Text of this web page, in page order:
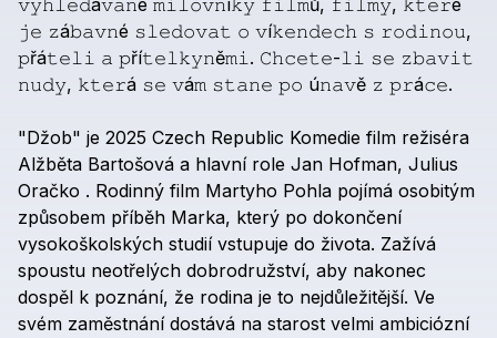
𝚟𝚢𝚑𝚕𝚎𝚍á𝚟𝚊𝚗é 𝚖𝚒𝚕𝚘𝚟𝚗í𝚔𝚢 𝚏𝚒𝚕𝚖ů, 𝚏𝚒𝚕𝚖𝚢, 𝚔𝚝𝚎𝚛é
𝚓𝚎 𝚣á𝚋𝚊𝚟𝚗é 𝚜𝚕𝚎𝚍𝚘𝚟𝚊𝚝 𝚘 𝚟í𝚔𝚎𝚗𝚍𝚎𝚌𝚑 𝚜 𝚛𝚘𝚍𝚒𝚗𝚘𝚞,
𝚙řá𝚝𝚎𝚕𝚒 𝚊 𝚙ří𝚝𝚎𝚕𝚔𝚢𝚗ě𝚖𝚒. 𝙲𝚑𝚌𝚎𝚝𝚎-𝚕𝚒 𝚜𝚎 𝚣𝚋𝚊𝚟𝚒𝚝
𝚗𝚞𝚍𝚢, 𝚔𝚝𝚎𝚛á 𝚜𝚎 𝚟á𝚖 𝚜𝚝𝚊𝚗𝚎 𝚙𝚘 ú𝚗𝚊𝚟ě 𝚣 𝚙𝚛á𝚌𝚎.
"Džob" je 2025 Czech Republic Komedie film režiséra
Alžběta Bartošová a hlavní role Jan Hofman, Julius
Oračko . Rodinný film Martyho Pohla pojímá osobitým
způsobem příběh Marka, který po dokončení
vysokoškolských studií vstupuje do života. Zažívá
spoustu neotřelých dobrodružství, aby nakonec
dospěl k poznání, že rodina je to nejdůležitější. Ve
svém zaměstnání dostává na starost velmi ambiciózní